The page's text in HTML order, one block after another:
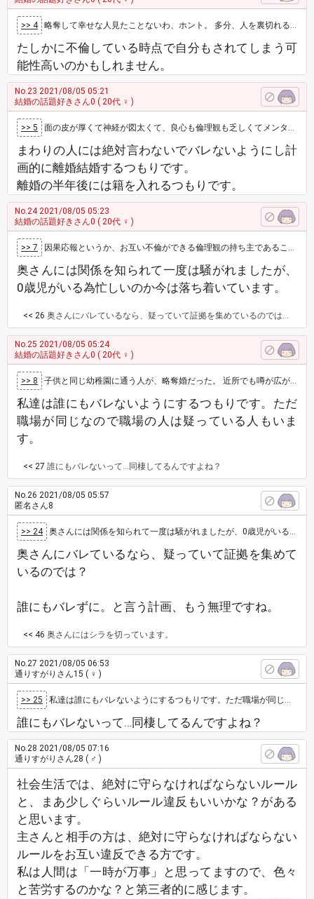
>> 4 略奪して幸せな人見たことないわ、ホント。 多分、人を裏切れる人って際限がないんだと思う。 ゆるいんやろ、その辺の感覚が。
たしかに不倫している時点で自分もされてしまう可
能性高いのかもしれません。
No.23 2021/08/05 05:21
結婚の話題好きさん0 ( 20代 ♀ )
>> 5 面の皮が厚くて神経が図太くて、良心も倫理観も乏しくてメンタルがプラチナよりも固いなら、略奪婚しても幸せになれるよ。周りがどういおうと、なにが…
まわりの人には絶対言わないでバレないようにし計
画的に離婚結婚するつもりです。
離婚の半年後には籍を入れるつもりです。
No.242021/08/05 05:23
結婚の話題好きさん0 ( 20代 ♀ )
>> 7 因果応報というか、お互い不倫ができる倫理観の持ち主であることは確かですので、そこが原因で不幸になる可能性はあるかなと感じますね あとは元奥…
奥さんには関係を知られて一度は騒がれましたが、
0歳児がいる為忙しいのか今は落ち着いています。
<< 26 奥さんにバレているなら、疑っていて証拠を集めているのでは？ 誰にもバレずに。と言う計画、もう無理ですね。
No.25 2021/08/05 05:24
結婚の話題好きさん0 ( 20代 ♀ )
>> 8 子供と同じ幼稚園に通う人が、略奪婚だった。 近所でも噂が広がり、ママ友達にも白い目で見られて、避けられていました。 旦那さんとは歳の…
私達は誰にもバレないようにするつもりです。ただ
職場が同じなので職場の人は疑っている人もいま
す。
<< 27 誰にもバレないって…同棲してるんですよね？
No.26 2021/08/05 05:57
匿名さん8
>> 24 奥さんには関係を知られて一度は騒がれましたが、0歳児がいる為忙しいのか今は落ち着いています。
奥さんにバレているなら、疑っていて証拠を集めて
いるのでは？
誰にもバレずに。と言う計画、もう無理ですね。
<< 46 奥さんにはシラを切っています。
No.27 2021/08/05 06:53
通りすがりさん15 ( ♀ )
>> 25 私達は誰にもバレないようにするつもりです。ただ職場が同じなので職場の人は疑っている人もいます。
誰にもバレないって…同棲してるんですよね？
No.28 2021/08/05 07:16
通りすがりさん28 ( ♂ )
社会生活では、絶対に守らなければならないルール
と、まあ少しぐらいルール違反もいいかな？がある
と思います。
主さんと相手の方は、絶対に守らなければならない
ルールをお互い違反できる方です。
私は人間は「一時が万事」と思ってますので、色々
と苦労するのかな？と第三者的に感じます。